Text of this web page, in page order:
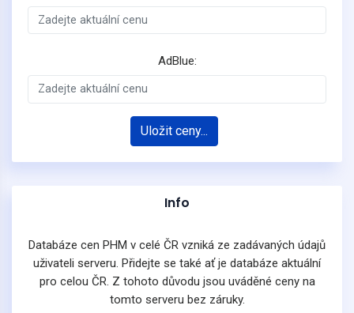
AdBlue:
Uložit ceny...
Info
Databáze cen PHM v celé ČR vzniká ze zadávaných údajů
uživateli serveru. Přidejte se také ať je databáze aktuální
pro celou ČR. Z tohoto důvodu jsou uváděné ceny na
tomto serveru bez záruky.